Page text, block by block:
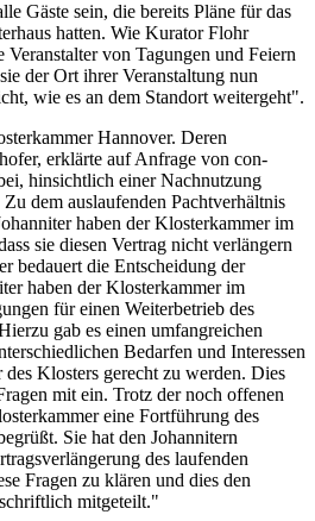
Gäste sein, die bereits Pläne für das
hatten. Wie Kurator Flohr
von Tagungen und Feiern
der Ort ihrer Veranstaltung nun
wie es an dem Standort weitergeht".
Hannover. Deren
erklärte auf Anfrage von con-
hinsichtlich einer Nachnutzung
dem auslaufenden Pachtverhältnis
haben der Klosterkammer im
sie diesen Vertrag nicht verlängern
bedauert die Entscheidung der
haben der Klosterkammer im
für einen Weiterbetrieb des
gab es einen umfangreichen
Bedarfen und Interessen
Klosters gerecht zu werden. Dies
mit ein. Trotz der noch offenen
eine Fortführung des
Sie hat den Johannitern
des laufenden
Fragen zu klären und dies den
mitgeteilt."